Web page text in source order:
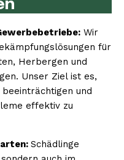
Wir
für
Herbergen und
Unser Ziel ist es,
und
effektiv zu
Schädlinge